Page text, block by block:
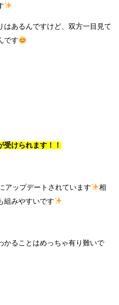
はあるんですけど、双方一目見て
です
受けられます！！
アップデートされています
相
組みやすいです
かることはめっちゃ有り難いで